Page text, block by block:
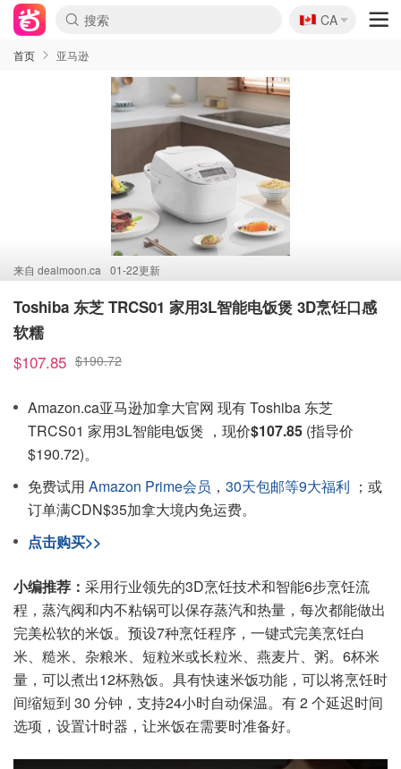
🇨🇦
CA
首页 亚马逊
来自 dealmoon.ca 01-22更新
Toshiba 东芝 TRCS01 家用3L智能电饭煲 3D烹饪口感
软糯
$107.85 $190.72
Amazon.ca亚马逊加拿大官网 现有 Toshiba 东芝
TRCS01 家用3L智能电饭煲 ，现价$107.85 (指导价
$190.72)。
免费试用 Amazon Prime会员 ， 30天包邮等9大福利 ；或
订单满CDN$35加拿大境内免运费。
点击购买>>
小编推荐： 采用行业领先的3D烹饪技术和智能6步烹饪流
程，蒸汽阀和内不粘锅可以保存蒸汽和热量，每次都能做出
完美松软的米饭。预设7种烹饪程序，一键式完美烹饪白
米、糙米、杂粮米、短粒米或长粒米、燕麦片、粥。6杯米
量，可以煮出12杯熟饭。具有快速米饭功能，可以将烹饪时
间缩短到 30 分钟，支持24小时自动保温。有 2 个延迟时间
选项，设置计时器，让米饭在需要时准备好。